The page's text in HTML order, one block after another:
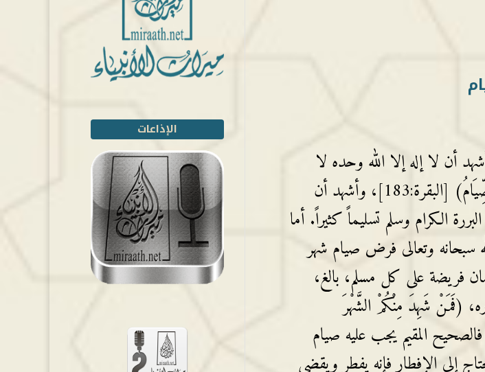
أن لا إله إلا الله وحده لا
شريك له نادى عباده فقال: (يَا أَيُّهَا الَّذِينَ آمَنُوا كُتِبَ عَلَيْكُمْ الصِّيَامُ) [البقرة:183]، وأشهد أن
الكرام وسلم تسليماً كثيراً. أما
سبحانه وتعالى فرض صيام شهر
فريضة على كل مسلم، بالغ،
(فَمَنْ شَهِدَ مِنْكُمْ الشَّهْرَ
فالصحيح المقيم يجب عليه صيام
إلى الإفطار فإنه يفطر ويقضي
الإذاعات